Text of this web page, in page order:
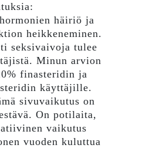
häiriö ja
heikkeneminen.
seksivaivoja tulee
Minun arvion
finasteridin ja
käyttäjille.
sivuvaikutus on
On potilaita,
vaikutus
vuoden kuluttua